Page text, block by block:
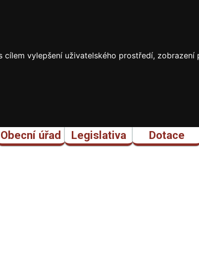
vylepšení uživatelského prostředí, zobrazení
Obecní úřad Legislativa Dotace